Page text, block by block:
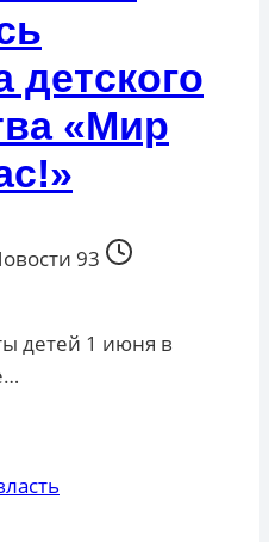
детского
«Мир
93
детей 1 июня в